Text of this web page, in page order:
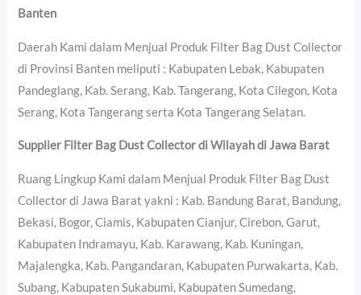
Banten
Daerah Kami dalam Menjual Produk Filter Bag Dust Collector
di Provinsi Banten meliputi : Kabupaten Lebak, Kabupaten
Pandeglang, Kab. Serang, Kab. Tangerang, Kota Cilegon, Kota
Serang, Kota Tangerang serta Kota Tangerang Selatan.
Supplier Filter Bag Dust Collector di Wilayah di Jawa Barat
Ruang Lingkup Kami dalam Menjual Produk Filter Bag Dust
Collector di Jawa Barat yakni : Kab. Bandung Barat, Bandung,
Bekasi, Bogor, Ciamis, Kabupaten Cianjur, Cirebon, Garut,
Kabupaten Indramayu, Kab. Karawang, Kab. Kuningan,
Majalengka, Kab. Pangandaran, Kabupaten Purwakarta, Kab.
Subang, Kabupaten Sukabumi, Kabupaten Sumedang,